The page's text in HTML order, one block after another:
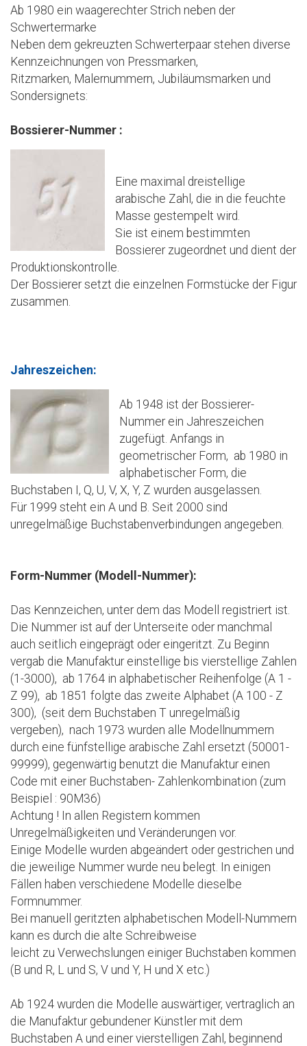
Ab 1980 ein waagerechter Strich neben der
Schwertermarke
Neben dem gekreuzten Schwerterpaar stehen diverse
Kennzeichnungen von Pressmarken,
Ritzmarken, Malernummern, Jubiläumsmarken und
Sondersignets:
Bossierer-Nummer :
Eine maximal dreistellige
arabische Zahl, die in die feuchte
Masse gestempelt wird.
Sie ist einem bestimmten
Bossierer zugeordnet und dient der
Produktionskontrolle.
Der Bossierer setzt die einzelnen Formstücke der Figur
zusammen.
Jahreszeichen:
Ab 1948 ist der Bossierer-
Nummer ein Jahreszeichen
zugefügt. Anfangs in
geometrischer Form, ab 1980 in
alphabetischer Form, die
Buchstaben I, Q, U, V, X, Y, Z wurden ausgelassen.
Für 1999 steht ein A und B. Seit 2000 sind
unregelmäßige Buchstabenverbindungen angegeben.
Form-Nummer (Modell-Nummer):
Das Kennzeichen, unter dem das Modell registriert ist.
Die Nummer ist auf der Unterseite oder manchmal
auch seitlich eingeprägt oder eingeritzt. Zu Beginn
vergab die Manufaktur einstellige bis vierstellige Zahlen
(1-3000), ab 1764 in alphabetischer Reihenfolge (A 1 -
Z 99), ab 1851 folgte das zweite Alphabet (A 100 - Z
300), (seit dem Buchstaben T unregelmäßig
vergeben), nach 1973 wurden alle Modellnummern
durch eine fünfstellige arabische Zahl ersetzt (50001-
99999), gegenwärtig benutzt die Manufaktur einen
Code mit einer Buchstaben- Zahlenkombination (zum
Beispiel : 90M36)
Achtung ! In allen Registern kommen
Unregelmäßigkeiten und Veränderungen vor.
Einige Modelle wurden abgeändert oder gestrichen und
die jeweilige Nummer wurde neu belegt. In einigen
Fällen haben verschiedene Modelle dieselbe
Formnummer.
Bei manuell geritzten alphabetischen Modell-Nummern
kann es durch die alte Schreibweise
leicht zu Verwechslungen einiger Buchstaben kommen
(B und R, L und S, V und Y, H und X etc.)
Ab 1924 wurden die Modelle auswärtiger, vertraglich an
die Manufaktur gebundener Künstler mit dem
Buchstaben A und einer vierstelligen Zahl, beginnend